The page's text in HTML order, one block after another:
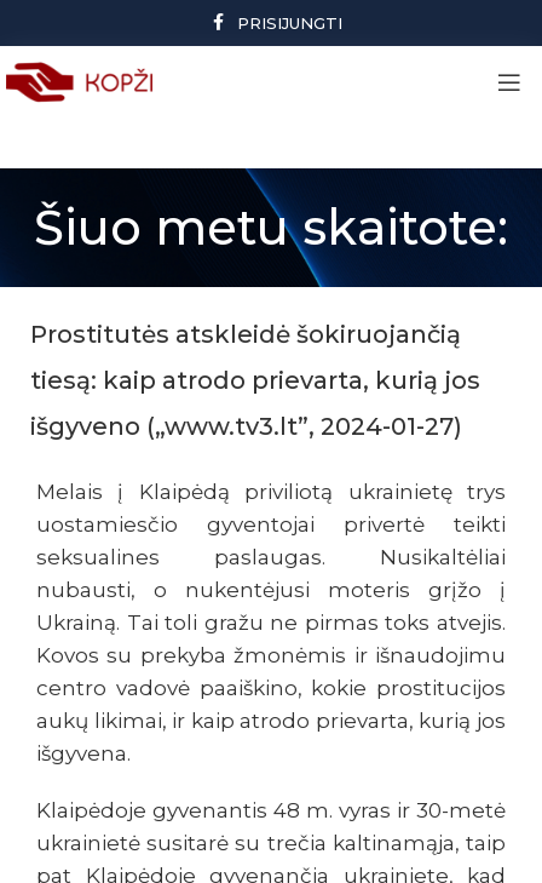
PRISIJUNGTI
Šiuo metu skaitote:
Prostitutės atskleidė šokiruojančią
tiesą: kaip atrodo prievarta, kurią jos
išgyveno („www.tv3.lt”, 2024-01-27)
Melais į Klaipėdą priviliotą ukrainietę trys
uostamiesčio gyventojai privertė teikti
seksualines paslaugas. Nusikaltėliai
nubausti, o nukentėjusi moteris grįžo į
Ukrainą. Tai toli gražu ne pirmas toks atvejis.
Kovos su prekyba žmonėmis ir išnaudojimu
centro vadovė paaiškino, kokie prostitucijos
aukų likimai, ir kaip atrodo prievarta, kurią jos
išgyvena.
Klaipėdoje gyvenantis 48 m. vyras ir 30-metė
ukrainietė susitarė su trečia kaltinamąja, taip
pat Klaipėdoje gyvenančia ukrainiete, kad